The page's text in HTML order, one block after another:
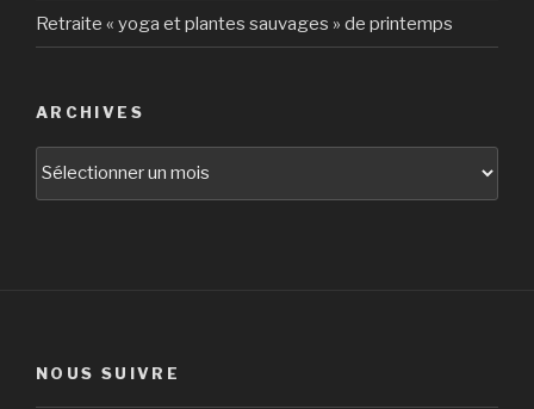
Retraite « yoga et plantes sauvages » de printemps
ARCHIVES
NOUS SUIVRE